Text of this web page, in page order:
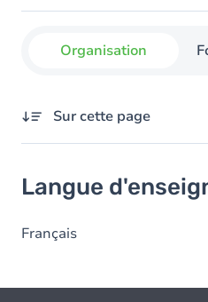
Organisation
Sur cette page
Langue
Français